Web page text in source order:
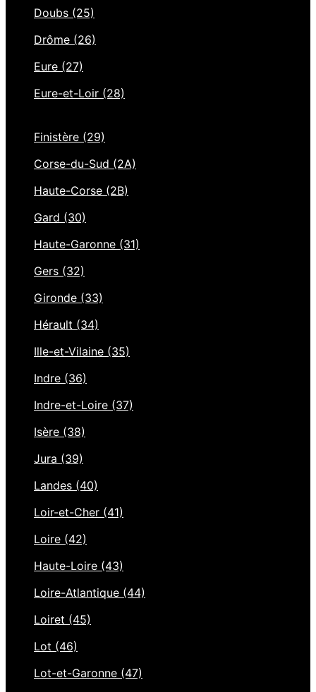
Doubs (25)
Drôme (26)
Eure (27)
Eure-et-Loir (28)
Finistère (29)
Corse-du-Sud (2A)
Haute-Corse (2B)
Gard (30)
Haute-Garonne (31)
Gers (32)
Gironde (33)
Hérault (34)
Ille-et-Vilaine (35)
Indre (36)
Indre-et-Loire (37)
Isère (38)
Jura (39)
Landes (40)
Loir-et-Cher (41)
Loire (42)
Haute-Loire (43)
Loire-Atlantique (44)
Loiret (45)
Lot (46)
Lot-et-Garonne (47)